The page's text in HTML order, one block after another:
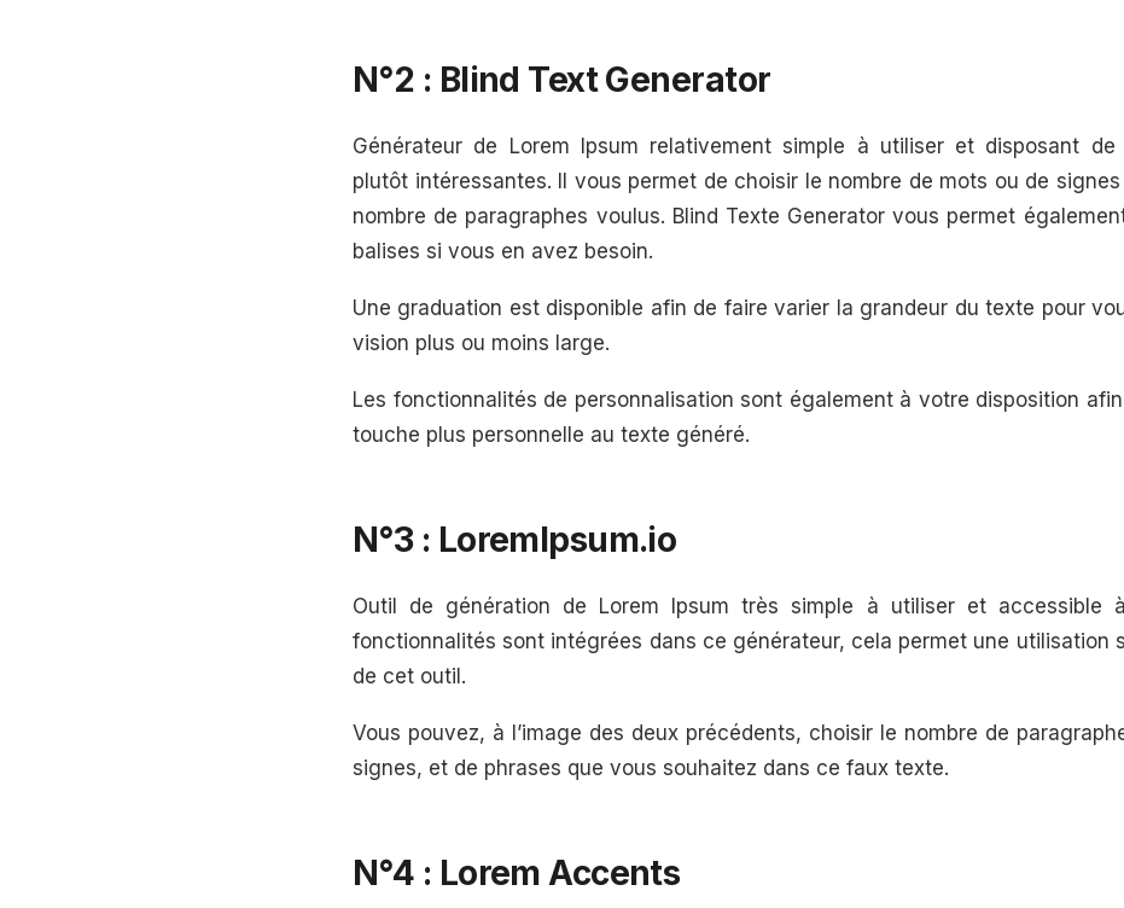
N°2 : Blind Text Generator
Générateur de Lorem Ipsum relativement simple à utiliser et disposant de
plutôt intéressantes. Il vous permet de choisir le nombre de mots ou de
nombre de paragraphes voulus. Blind Texte Generator vous permet
balises si vous en avez besoin.
Une graduation est disponible afin de faire varier la grandeur du texte pour
vision plus ou moins large.
Les fonctionnalités de personnalisation sont également à votre disposition afin
touche plus personnelle au texte généré.
N°3 : LoremIpsum.io
Outil de génération de Lorem Ipsum très simple à utiliser et accessible
fonctionnalités sont intégrées dans ce générateur, cela permet une utilisation
de cet outil.
Vous pouvez, à l’image des deux précédents, choisir le nombre de
signes, et de phrases que vous souhaitez dans ce faux texte.
N°4 : Lorem Accents